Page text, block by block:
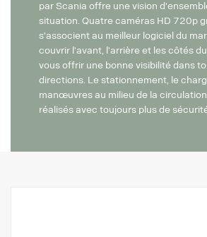
par Scania offre une vision
situation. Quatre caméras HD 720p
s'associent au meilleur logiciel du
couvrir l'avant, l'arrière et les côtés
vous offrir une bonne visibilité dans
directions. Le stationnement, le
manœuvres au milieu de la
réalisés avec toujours plus de